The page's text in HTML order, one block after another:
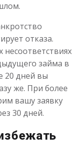
отказа.
займа в
20 дней вы
же. При более
вашу заявку
30 дней.